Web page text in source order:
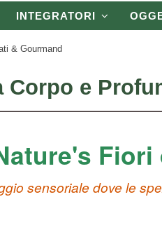
INTEGRATORI
& Gourmand
e
Fiori
sensoriale dove le